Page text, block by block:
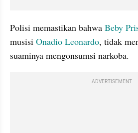
Polisi memastikan bahwa Beby
musisi Onadio Leonardo, tidak
suaminya mengonsumsi narkoba.
ADVERTISEMENT